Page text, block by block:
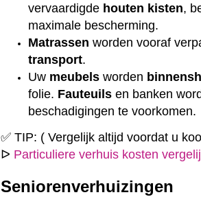
vervaardigde houten kisten,
maximale bescherming.
Matrassen worden vooraf
transport.
Uw meubels worden
folie. Fauteuils en banken
beschadigingen te voorkomen.
✅ TIP: ( Vergelijk altijd voordat u
ᐅ Particuliere verhuis kosten
Seniorenverhuizingen